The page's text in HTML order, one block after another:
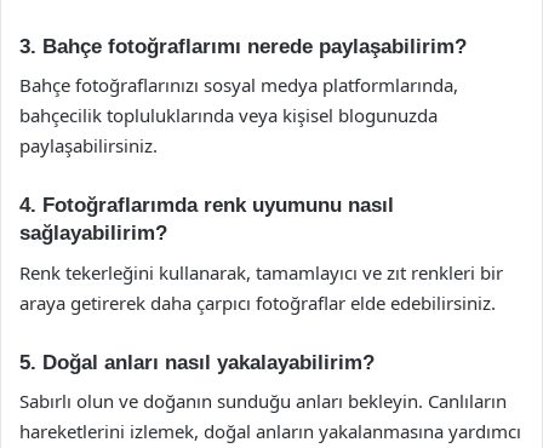
3. Bahçe fotoğraflarımı nerede paylaşabilirim?
Bahçe fotoğraflarınızı sosyal medya platformlarında,
bahçecilik topluluklarında veya kişisel blogunuzda
paylaşabilirsiniz.
4. Fotoğraflarımda renk uyumunu nasıl
sağlayabilirim?
Renk tekerleğini kullanarak, tamamlayıcı ve zıt renkleri bir
araya getirerek daha çarpıcı fotoğraflar elde edebilirsiniz.
5. Doğal anları nasıl yakalayabilirim?
Sabırlı olun ve doğanın sunduğu anları bekleyin. Canlıların
hareketlerini izlemek, doğal anların yakalanmasına yardımcı